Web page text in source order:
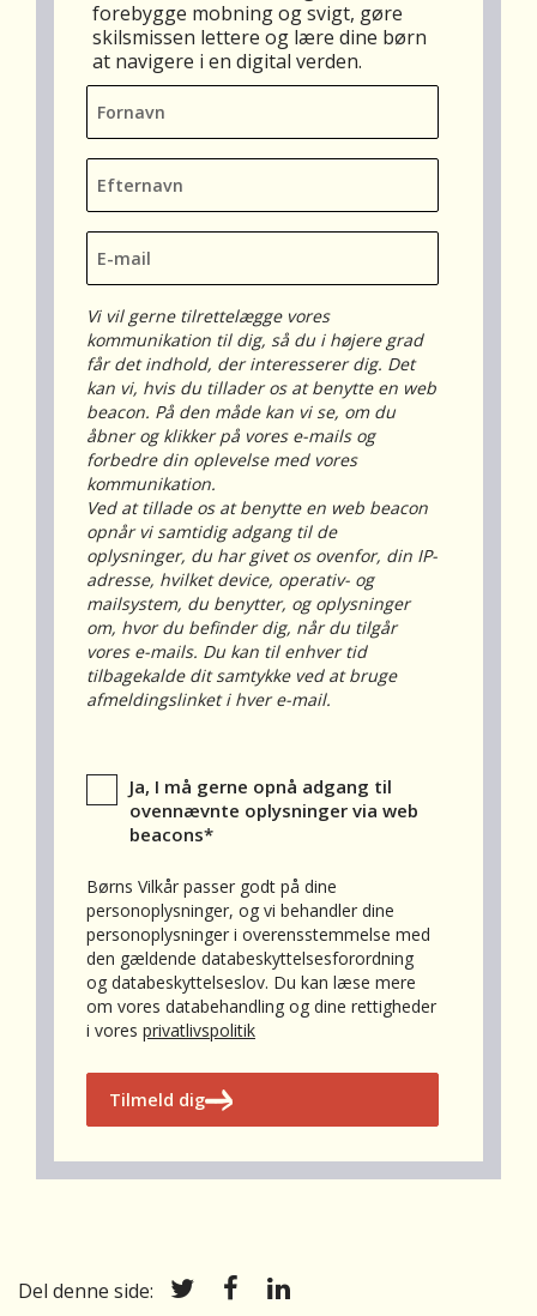
forebygge mobning og svigt, gøre
skilsmissen lettere og lære dine børn
at navigere i en digital verden.
Fornavn
Efternavn
E-
mail
*
Vi vil gerne tilrettelægge vores
kommunikation til dig, så du i højere grad
får det indhold, der interesserer dig. Det
kan vi, hvis du tillader os at benytte en web
beacon. På den måde kan vi se, om du
åbner og klikker på vores e-mails og
forbedre din oplevelse med vores
kommunikation.
Ved at tillade os at benytte en web beacon
opnår vi samtidig adgang til de
oplysninger, du har givet os ovenfor, din IP-
adresse, hvilket device, operativ- og
mailsystem, du benytter, og oplysninger
om, hvor du befinder dig, når du tilgår
vores e-mails. Du kan til enhver tid
tilbagekalde dit samtykke ved at bruge
afmeldingslinket i hver e-mail.
Samtykke
givet
*
Ja, I må gerne opnå adgang til
ovennævnte oplysninger via web
beacons*
Børns Vilkår passer godt på dine
personoplysninger, og vi behandler dine
personoplysninger i overensstemmelse med
den gældende databeskyttelsesforordning
og databeskyttelseslov. Du kan læse mere
om vores databehandling og dine rettigheder
i vores privatlivspolitik
Tilmeld dig
Del denne side: